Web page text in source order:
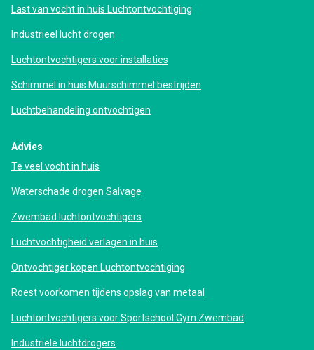
Last van vocht in huis Luchtontvochtiging
Industrieel lucht drogen
Luchtontvochtigers voor installaties
Schimmel in huis Muurschimmel bestrijden
Luchtbehandeling ontvochtigen
Advies
Te veel vocht in huis
Waterschade drogen Salvage
Zwembad luchtontvochtigers
Luchtvochtigheid verlagen in huis
Ontvochtiger kopen Luchtontvochtiging
Roest voorkomen tijdens opslag van metaal
Luchtontvochtigers voor Sportschool Gym Zwembad
Industriële luchtdrogers